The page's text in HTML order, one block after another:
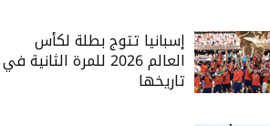
إسبانيا تتوج بطلة لكأس
العالم 2026 للمرة الثانية في
تاريخها